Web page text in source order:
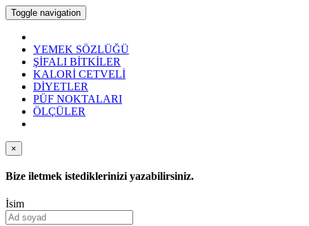
Toggle navigation
YEMEK SÖZLÜĞÜ
ŞİFALI BİTKİLER
KALORİ CETVELİ
DİYETLER
PÜF NOKTALARI
ÖLÇÜLER
×
Bize iletmek istediklerinizi yazabilirsiniz.
İsim